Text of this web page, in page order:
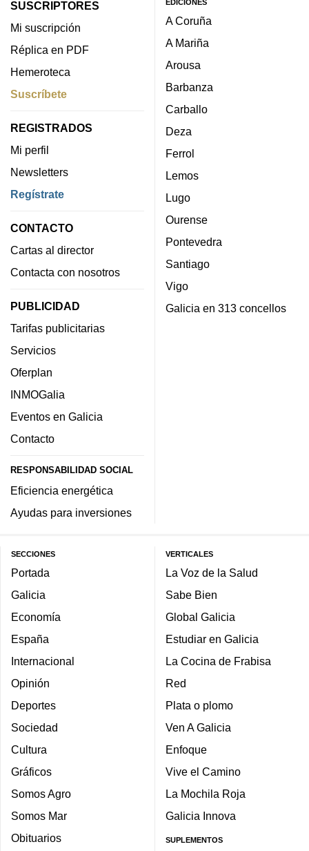
SUSCRIPTORES
Mi suscripción
Réplica en PDF
Hemeroteca
Suscríbete
REGISTRADOS
Mi perfil
Newsletters
Regístrate
CONTACTO
Cartas al director
Contacta con nosotros
PUBLICIDAD
Tarifas publicitarias
Servicios
Oferplan
INMOGalia
Eventos en Galicia
Contacto
RESPONSABILIDAD SOCIAL
Eficiencia energética
Ayudas para inversiones
EDICIONES
A Coruña
A Mariña
Arousa
Barbanza
Carballo
Deza
Ferrol
Lemos
Lugo
Ourense
Pontevedra
Santiago
Vigo
Galicia en 313 concellos
SECCIONES
Portada
Galicia
Economía
España
Internacional
Opinión
Deportes
Sociedad
Cultura
Gráficos
Somos Agro
Somos Mar
Obituarios
VERTICALES
La Voz de la Salud
Sabe Bien
Global Galicia
Estudiar en Galicia
La Cocina de Frabisa
Red
Plata o plomo
Ven A Galicia
Enfoque
Vive el Camino
La Mochila Roja
Galicia Innova
SUPLEMENTOS